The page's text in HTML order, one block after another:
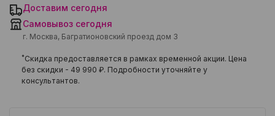
Доставим сегодня
Самовывоз сегодня
г. Москва, Багратионовский проезд дом 3
*Скидка предоставляется в рамках временной акции. Цена
без скидки - 49 990 ₽. Подробности уточняйте у
консультантов.